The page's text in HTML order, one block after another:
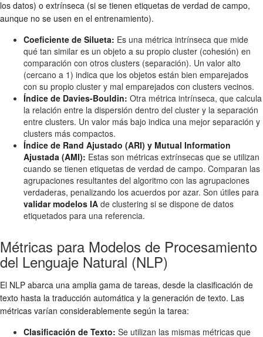
los datos) o extrínseca (si se tienen etiquetas de verdad de campo,
aunque no se usen en el entrenamiento).
Coeficiente de Silueta: Es una métrica intrínseca que mide
qué tan similar es un objeto a su propio cluster (cohesión) en
comparación con otros clusters (separación). Un valor alto
(cercano a 1) indica que los objetos están bien emparejados
con su propio cluster y mal emparejados con clusters vecinos.
Índice de Davies-Bouldin: Otra métrica intrínseca, que calcula
la relación entre la dispersión dentro del cluster y la separación
entre clusters. Un valor más bajo indica una mejor separación y
clusters más compactos.
Índice de Rand Ajustado (ARI) y Mutual Information
Ajustada (AMI): Estas son métricas extrínsecas que se utilizan
cuando se tienen etiquetas de verdad de campo. Comparan las
agrupaciones resultantes del algoritmo con las agrupaciones
verdaderas, penalizando los acuerdos por azar. Son útiles para
validar modelos IA de clustering si se dispone de datos
etiquetados para una referencia.
Métricas para Modelos de Procesamiento
del Lenguaje Natural (NLP)
El NLP abarca una amplia gama de tareas, desde la clasificación de
texto hasta la traducción automática y la generación de texto. Las
métricas varían considerablemente según la tarea:
Clasificación de Texto: Se utilizan las mismas métricas que